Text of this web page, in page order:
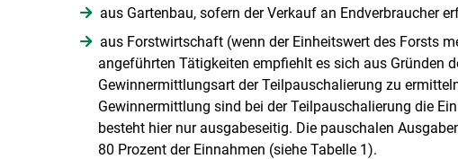
aus Gartenbau, sofern der Verkauf an Endverbraucher
aus Forstwirtschaft (wenn der Einheitswert des Forsts
angeführten Tätigkeiten empfiehlt es sich aus Gründen
Gewinnermittlungsart der Teilpauschalierung zu
Gewinnermittlung sind bei der Teilpauschalierung die
besteht hier nur ausgabeseitig. Die pauschalen
80 Prozent der Einnahmen (siehe Tabelle 1).